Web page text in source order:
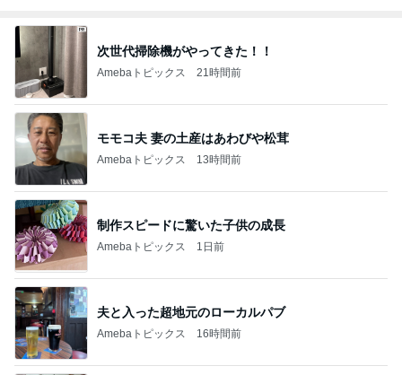
次世代掃除機がやってきた！！
Amebaトピックス 21時間前
モモコ夫 妻の土産はあわびや松茸
Amebaトピックス 13時間前
制作スピードに驚いた子供の成長
Amebaトピックス 1日前
夫と入った超地元のローカルパブ
Amebaトピックス 16時間前